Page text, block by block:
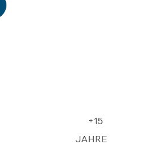
+15
JAHRE